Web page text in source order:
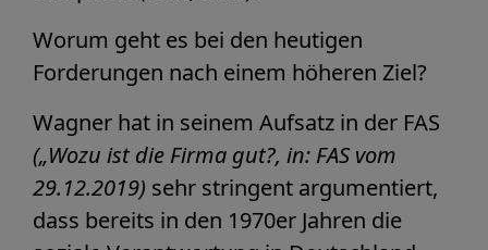
Worum geht es bei den heutigen
Forderungen nach einem höheren Ziel?
Wagner hat in seinem Aufsatz in der FAS
(„Wozu ist die Firma gut?, in: FAS vom
29.12.2019) sehr stringent argumentiert,
dass bereits in den 1970er Jahren die